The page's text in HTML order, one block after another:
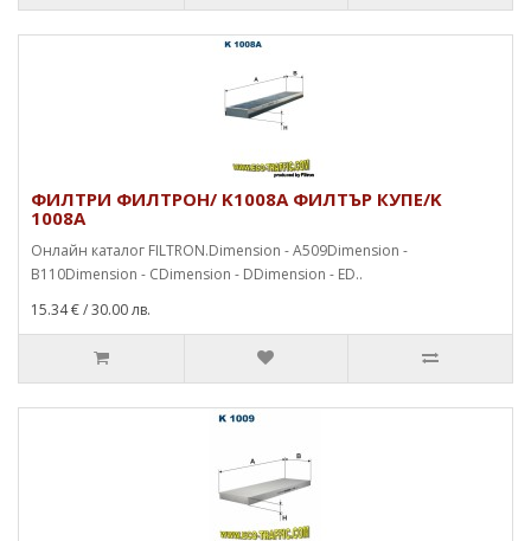
ФИЛТРИ ФИЛТРОН/ K1008A ФИЛТЪР КУПЕ/K
1008A
Онлайн каталог FILTRON.Dimension - A509Dimension -
B110Dimension - CDimension - DDimension - ED..
15.34 €/ 30.00 лв.